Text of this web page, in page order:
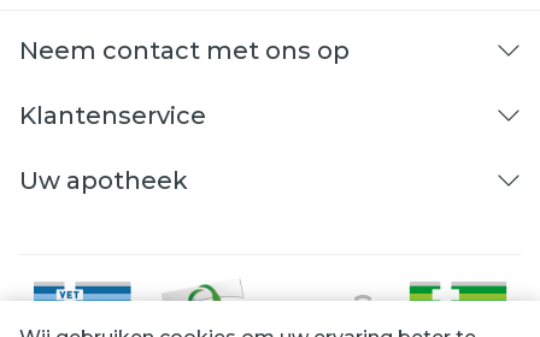
Neem contact met ons op
Klantenservice
Uw apotheek